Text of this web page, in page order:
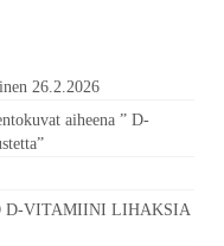
26.2.2026
aiheena ” D-
D-VITAMIINI LIHAKSIA